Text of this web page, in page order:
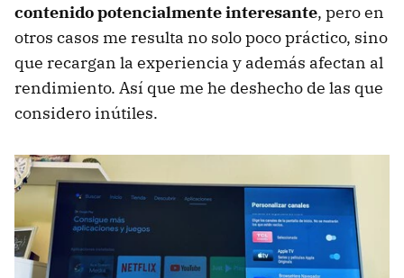
contenido potencialmente interesante, pero en
otros casos me resulta no solo poco práctico, sino
que recargan la experiencia y además afectan al
rendimiento. Así que me he deshecho de las que
considero inútiles.